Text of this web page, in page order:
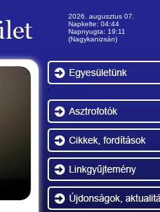
2026. augusztus 07.
Napkelte: 04:44
Napnyugta: 19:11
(Nagykanizsán)
-